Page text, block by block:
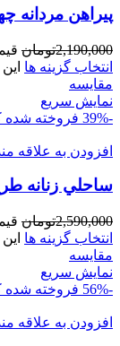
پيراهن مردانه
2,190,000تومان قیمت
انتخاب گزینه ها
مقايسه
نمایش سریع
-39%
فروخته شده
افزودن به علاقه
ساحلي زنانه
2,590,000تومان قیمت
انتخاب گزینه ها
مقايسه
نمایش سریع
-56%
فروخته شده
افزودن به علاقه